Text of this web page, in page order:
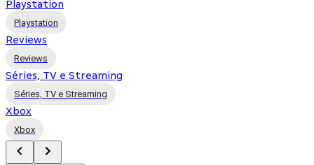
Playstation
Playstation
Reviews
Reviews
Séries, TV e Streaming
Séries, TV e Streaming
Xbox
Xbox